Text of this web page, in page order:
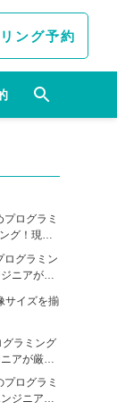
ング予約
プログラミ
グ！現役
ログラミ
ログラミン
ニアが厳
サイズを揃
グラミング
アが厳
プログラミ
ジニアが